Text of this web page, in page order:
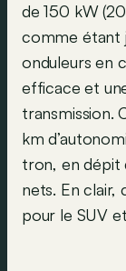
de 150 kW
comme étant
onduleurs en
efficace et
transmission.
km
tron, en dépit
nets. En clair,
pour le SUV